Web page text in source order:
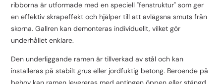
ribborna är utformade med en speciell "fenstruktur" som ger
en effektiv skrapeffekt och hjälper till att avlägsna smuts från
skorna. Gallren kan demonteras individuellt, vilket gör
underhållet enklare.
Den underliggande ramen är tillverkad av stål och kan
installeras på stabilt grus eller jordfuktig betong. Beroende på